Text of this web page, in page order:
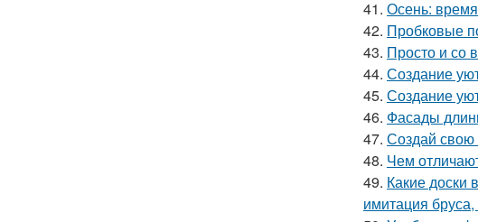
41. Осень:
42. Пробковые
43. Просто и со
44. Создание
45. Создание
46. Фасады
47. Создай свою
48. Чем
49. Какие доски
имитация